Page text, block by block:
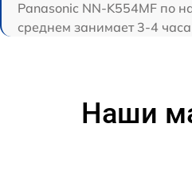
Panasonic NN-K554MF по
среднем занимает 3-4
Наши